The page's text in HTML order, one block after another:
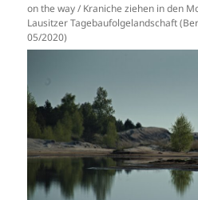
on the way / Kraniche ziehen in den
Lausitzer Tagebaufolgelandschaft
05/2020)